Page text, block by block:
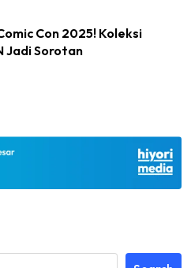
Con 2025! Koleksi
Jadi Sorotan